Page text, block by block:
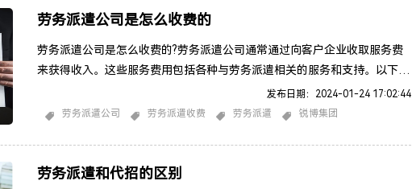
费用可
劳务派遣公司是怎么收费的
劳务派遣公司是怎么收费的?劳务派遣公司通常通过向客户企业收取服务费
来获得收入。这些服务费用包括各种与劳务派遣相关的服务和支持。以下是
一些可能影响劳务派遣公司收费方式的因素：人力成本： 服务费的一部分
通常涵盖了雇员的工资和福利，以及劳务派遣公司为招募、培训和管理这些
在服
发布日期：2024-01-24 17:02:44
劳务派遣公司
劳务派遣收费 劳务派遣 锐博集团
劳务派遣和代招的区别